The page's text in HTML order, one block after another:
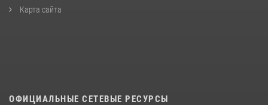
Карта сайта
ОФИЦИАЛЬНЫЕ СЕТЕВЫЕ РЕСУРСЫ